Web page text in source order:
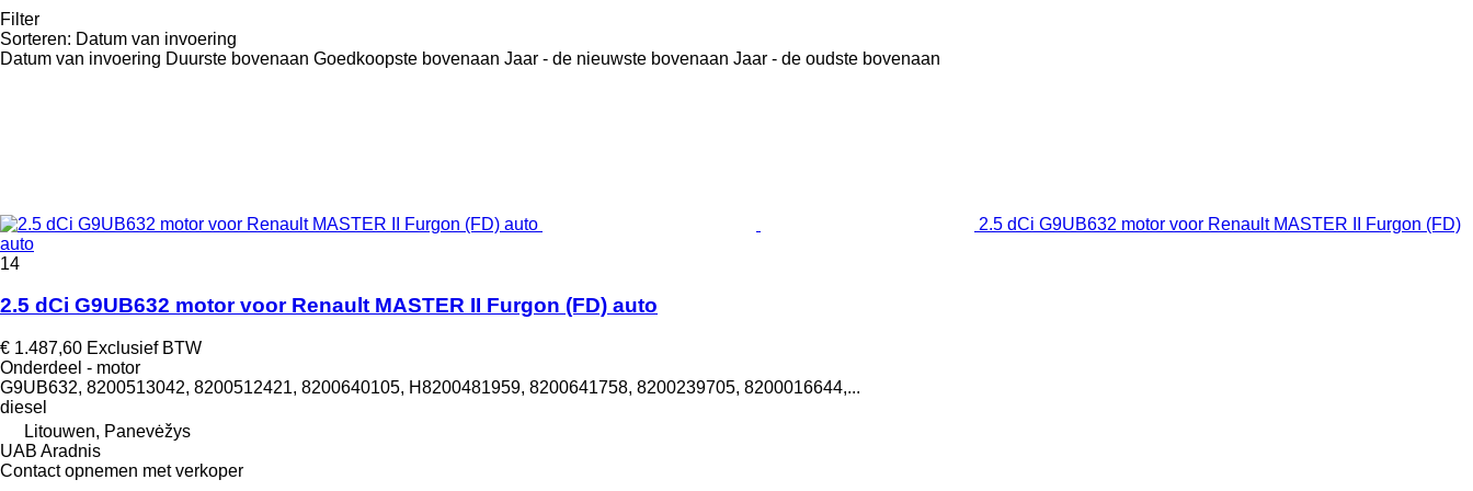
Filter
Sorteren: Datum van invoering
Datum van invoering Duurste bovenaan Goedkoopste bovenaan Jaar - de nieuwste bovenaan Jaar - de oudste bovenaan
2.5 dCi G9UB632 motor voor Renault MASTER II Furgon (FD)
auto
14
2.5 dCi G9UB632 motor voor Renault MASTER II Furgon (FD) auto
€ 1.487,60 Exclusief BTW
Onderdeel - motor
G9UB632, 8200513042, 8200512421, 8200640105, H8200481959, 8200641758, 8200239705, 8200016644,...
diesel
Litouwen, Panevėžys
UAB Aradnis
Contact opnemen met verkoper